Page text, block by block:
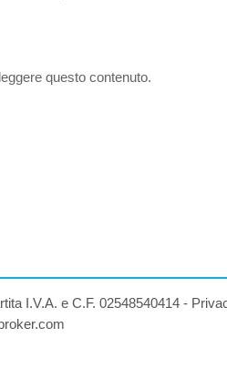
questo contenuto.
I.V.A. e C.F. 02548540414 -